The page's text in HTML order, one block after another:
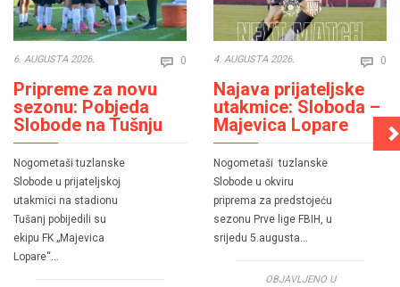
6. AUGUSTA 2026.  0 Comments
Pripreme za novu
sezonu: Pobjeda
Slobode na Tušnju
Nogometaši tuzlanske
Slobode u prijateljskoj
utakmici na stadionu
Tušanj pobijedili su
ekipu FK „Majevica
Lopare“…
4. AUGUSTA 2026.  0
Najava prijateljske
utakmice: Sloboda –
Majevica Lopare
Nogometaši tuzlanske
Slobode u okviru
priprema za predstojeću
sezonu Prve lige FBIH, u
srijedu 5.augusta…
OBJAVLJENO U